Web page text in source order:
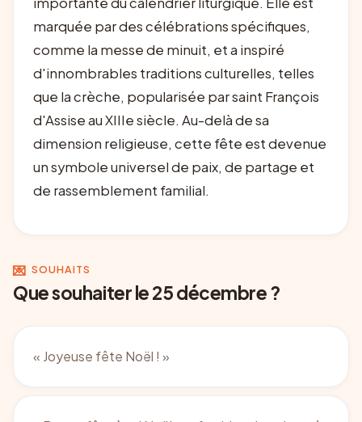
marquée par des célébrations spécifiques,
comme la messe de minuit, et a inspiré
d'innombrables traditions culturelles, telles
que la crèche, popularisée par saint François
d'Assise au XIIIe siècle. Au-delà de sa
dimension religieuse, cette fête est devenue
un symbole universel de paix, de partage et
de rassemblement familial.
💌 SOUHAITS
Que souhaiter le 25 décembre ?
« Joyeuse fête Noël ! »